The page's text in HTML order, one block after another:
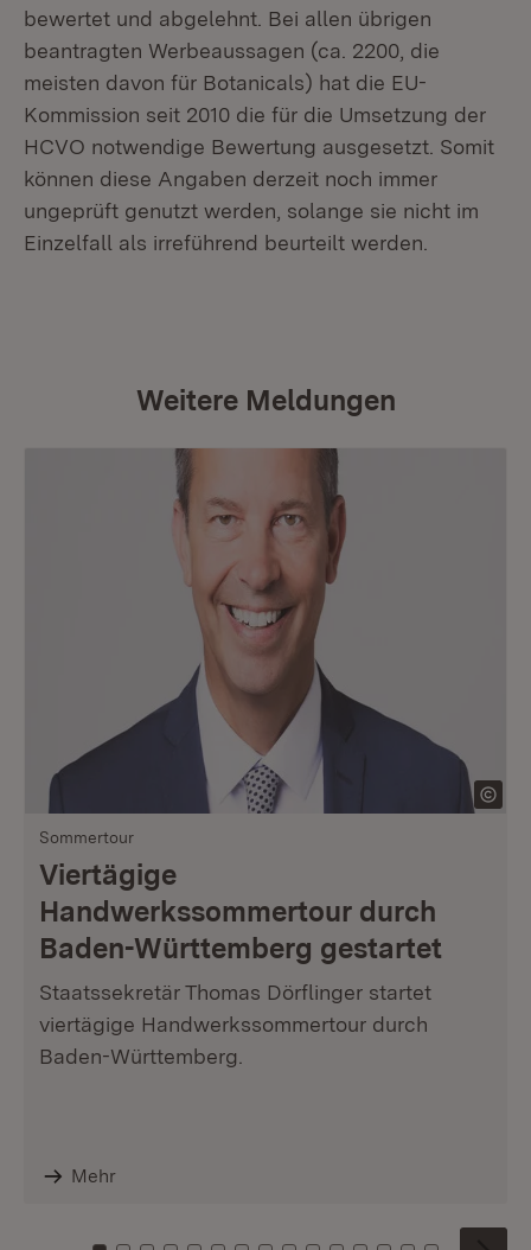
bewertet und abgelehnt. Bei allen übrigen
beantragten Werbeaussagen (ca. 2200, die
meisten davon für Botanicals) hat die EU-
Kommission seit 2010 die für die Umsetzung der
HCVO notwendige Bewertung ausgesetzt. Somit
können diese Angaben derzeit noch immer
ungeprüft genutzt werden, solange sie nicht im
Einzelfall als irreführend beurteilt werden.
Weitere Meldungen
Sommertour
Viertägige
Handwerkssommertour durch
Baden-Württemberg gestartet
Staatssekretär Thomas Dörflinger startet
viertägige Handwerkssommertour durch
Baden-Württemberg.
Mehr